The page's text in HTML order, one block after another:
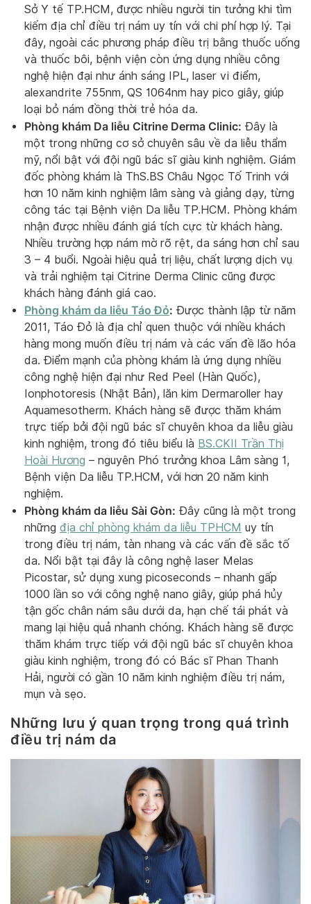
Sở Y tế TP.HCM, được nhiều người tin tưởng khi tìm
kiếm địa chỉ điều trị nám uy tín với chi phí hợp lý. Tại
đây, ngoài các phương pháp điều trị bằng thuốc uống
và thuốc bôi, bệnh viện còn ứng dụng nhiều công
nghệ hiện đại như ánh sáng IPL, laser vi điểm,
alexandrite 755nm, QS 1064nm hay pico giây, giúp
loại bỏ nám đồng thời trẻ hóa da.
Phòng khám Da liễu Citrine Derma Clinic: Đây là
một trong những cơ sở chuyên sâu về da liễu thẩm
mỹ, nổi bật với đội ngũ bác sĩ giàu kinh nghiệm. Giám
đốc phòng khám là ThS.BS Châu Ngọc Tố Trinh với
hơn 10 năm kinh nghiệm lâm sàng và giảng dạy, từng
công tác tại Bệnh viện Da liễu TP.HCM. Phòng khám
nhận được nhiều đánh giá tích cực từ khách hàng.
Nhiều trường hợp nám mờ rõ rệt, da sáng hơn chỉ sau
3 – 4 buổi. Ngoài hiệu quả trị liệu, chất lượng dịch vụ
và trải nghiệm tại Citrine Derma Clinic cũng được
khách hàng đánh giá cao.
Phòng khám da liễu Táo Đỏ: Được thành lập từ năm
2011, Táo Đỏ là địa chỉ quen thuộc với nhiều khách
hàng mong muốn điều trị nám và các vấn đề lão hóa
da. Điểm mạnh của phòng khám là ứng dụng nhiều
công nghệ hiện đại như Red Peel (Hàn Quốc),
Ionphotoresis (Nhật Bản), lăn kim Dermaroller hay
Aquamesotherm. Khách hàng sẽ được thăm khám
trực tiếp bởi đội ngũ bác sĩ chuyên khoa da liễu giàu
kinh nghiệm, trong đó tiêu biểu là BS.CKII Trần Thị
Hoài Hương – nguyên Phó trưởng khoa Lâm sàng 1,
Bệnh viện Da liễu TP.HCM, với hơn 20 năm kinh
nghiệm.
Phòng khám da liễu Sài Gòn: Đây cũng là một trong
những địa chỉ phòng khám da liễu TPHCM uy tín
trong điều trị nám, tàn nhang và các vấn đề sắc tố
da. Nổi bật tại đây là công nghệ laser Melas
Picostar, sử dụng xung picoseconds – nhanh gấp
1000 lần so với công nghệ nano giây, giúp phá hủy
tận gốc chân nám sâu dưới da, hạn chế tái phát và
mang lại hiệu quả nhanh chóng. Khách hàng sẽ được
thăm khám trực tiếp với đội ngũ bác sĩ chuyên khoa
giàu kinh nghiệm, trong đó có Bác sĩ Phan Thanh
Hải, người có gần 10 năm kinh nghiệm điều trị nám,
mụn và sẹo.
Những lưu ý quan trọng trong quá trình
điều trị nám da